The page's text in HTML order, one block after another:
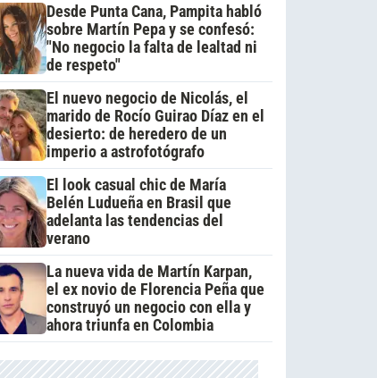
Desde Punta Cana, Pampita habló
sobre Martín Pepa y se confesó:
"No negocio la falta de lealtad ni
de respeto"
El nuevo negocio de Nicolás, el
marido de Rocío Guirao Díaz en el
desierto: de heredero de un
imperio a astrofotógrafo
El look casual chic de María
Belén Ludueña en Brasil que
adelanta las tendencias del
verano
La nueva vida de Martín Karpan,
el ex novio de Florencia Peña que
construyó un negocio con ella y
ahora triunfa en Colombia